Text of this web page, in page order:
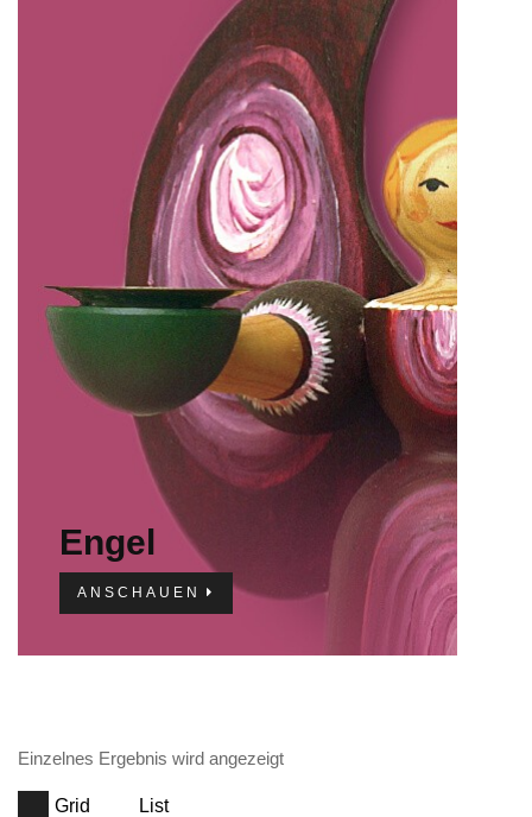
Kundeninformationen
Mein Konto
KONTAKT
IMPRESSUM
Engel
ANSCHAUEN
Einzelnes Ergebnis wird angezeigt
Grid List